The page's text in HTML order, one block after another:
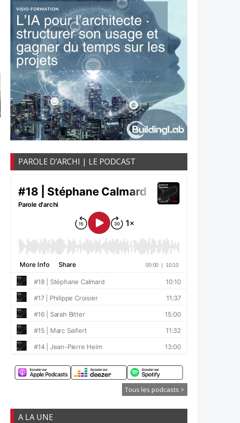
PAROLE D’ARCHI | LE PODCAST
Tous les podcasts >
A LA UNE